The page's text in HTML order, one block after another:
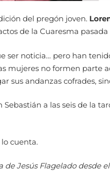
del pregón joven.
de la Cuaresma
ser noticia… pero han
mujeres no formen
sus andanzas cofrades,
Sebastián a las seis de la
cuenta.
de Jesús Flagelado